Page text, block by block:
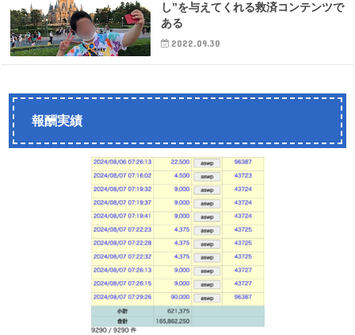
し”を与えてくれる救済コンテンツで
ある
2022.09.30
報酬実績